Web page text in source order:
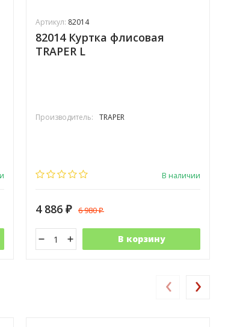
Артикул: 82014
82014 Куртка флисовая
TRAPER L
Производитель: TRAPER
В наличии
4 886 ₽ 6 980₽
В корзину
‹ ›